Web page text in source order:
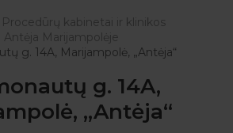
Procedūrų kabinetai ir klinikos
Antėja Marijampolėje
g. 14A, Marijampolė, „Antėja“
g. 14A,
„Antėja“